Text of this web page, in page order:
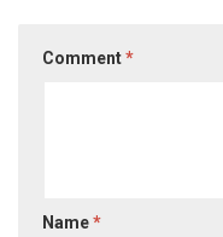
Comment*
Name*